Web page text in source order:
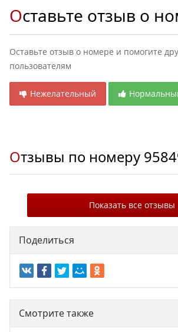
Оставьте отзыв о
Оставьте отзыв о номере и помогите
пользователям
Нежелательный
Отзывы по номеру
Показать все отзывы
Поделиться
Смотрите также